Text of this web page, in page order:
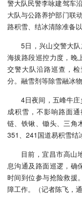
警大队民警李咏建驾车
大队与公路养护部门联
路积雪、结冰清除准备
5日，兴山交警大
海拔路段巡控力度，晚
交警大队沿路巡查，
分。融雪剂等除雪融冰
4日夜间，五峰牛
成积雪，不影响路面
链、铁锹、锄头、三角
351、241国道易积雪结
目前，宜昌市高山
息沟通及路面巡逻，确
时间到位参与抢险救援
障工作。（记者陈飞，